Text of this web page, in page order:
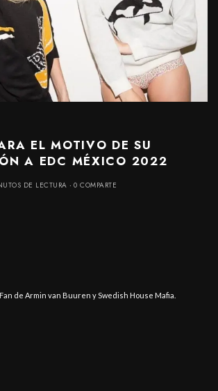
EL MOTIVO DE SU
A EDC MÉXICO 2022
DE LECTURA 0 COMPARTE
Fan de Armin van Buuren y Swedish House Mafia.